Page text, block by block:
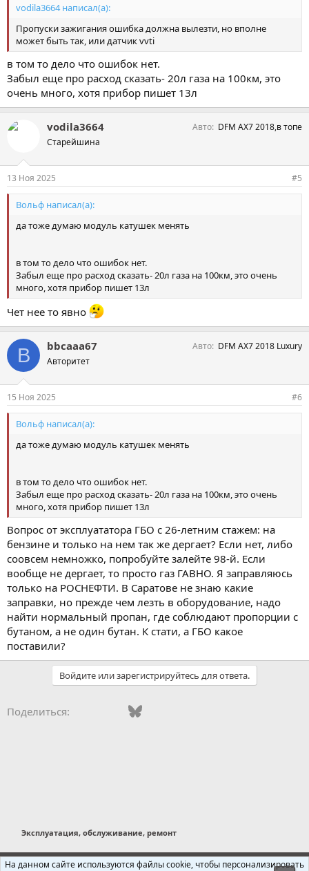
vodila3664 написал(а):
Пропуски зажигания ошибка должна вылезти, но вполне
может быть так, или датчик vvti
в том то дело что ошибок нет.
Забыл еще про расход сказать- 20л газа на 100км, это
очень много, хотя прибор пишет 13л
vodila3664
Старейшина
Авто DFM AX7 2018,в топе
13 Ноя 2025 #5
Вольф написал(а):
да тоже думаю модуль катушек менять
в том то дело что ошибок нет.
Забыл еще про расход сказать- 20л газа на 100км, это очень
много, хотя прибор пишет 13л
Чет нее то явно
B bbcaaa67
Авторитет
Авто DFM AX7 2018 Luxury
15 Ноя 2025 #6
Вольф написал(а):
да тоже думаю модуль катушек менять
в том то дело что ошибок нет.
Забыл еще про расход сказать- 20л газа на 100км, это очень
много, хотя прибор пишет 13л
Вопрос от эксплуататора ГБО с 26-летним стажем: на
бензине и только на нем так же дергает? Если нет, либо
соовсем немножко, попробуйте залейте 98-й. Если
вообще не дергает, то просто газ ГАВНО. Я заправляюсь
только на РОСНЕФТИ. В Саратове не знаю какие
заправки, но прежде чем лезть в оборудование, надо
найти нормальный пропан, где соблюдают пропорции с
бутаном, а не один бутан. К стати, а ГБО какое
поставили?
Войдите или зарегистрируйтесь для ответа.
Поделиться: Vkontakte
FacebookBluesky
Эксплуатация, обслуживание, ремонт
Russian (RU)
На данном сайте используются файлы cookie, чтобы персонализировать